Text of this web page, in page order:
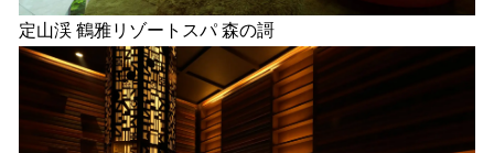
定山渓 鶴雅リゾートスパ 森の謌